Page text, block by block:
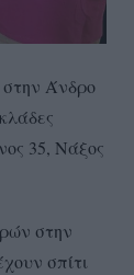
Άνδρο
35, Νάξος
στην
σπίτι